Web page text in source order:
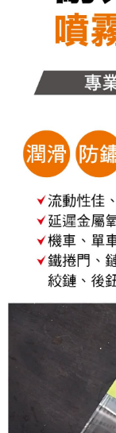
５．嚴禁一人註冊多
恩沛科技股份有限公